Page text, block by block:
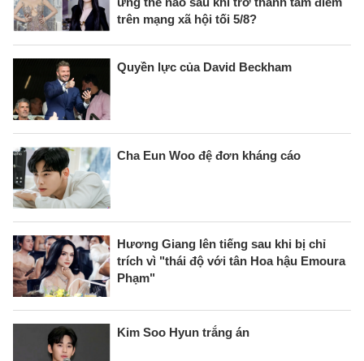
trên mạng xã hội tối 5/8?
Quyền lực của David Beckham
Cha Eun Woo đệ đơn kháng cáo
Hương Giang lên tiếng sau khi bị chỉ
trích vì "thái độ với tân Hoa hậu Emoura
Phạm"
Kim Soo Hyun trắng án